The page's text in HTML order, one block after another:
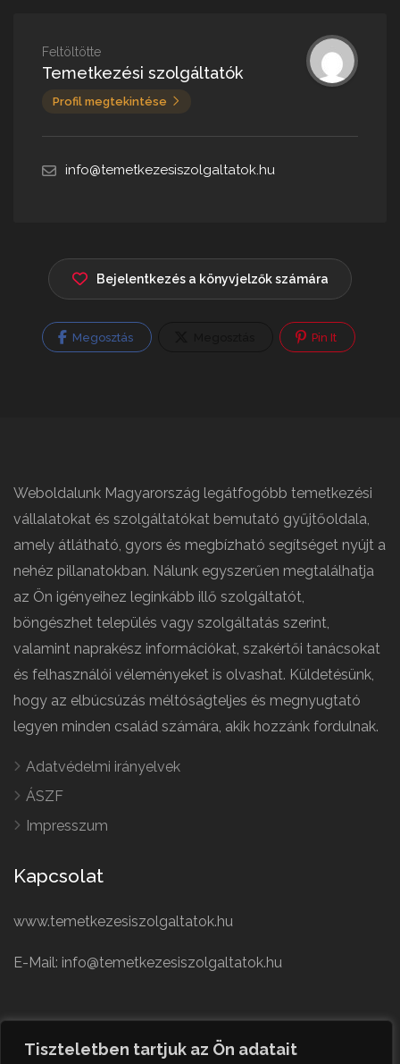
Tiszteletben tartjuk az Ön adatait
Feltöltötte
Temetkezési szolgáltatók
Profil megtekintése
info@temetkezesiszolgaltatok.hu
Bejelentkezés a könyvjelzők számára
Megosztás Pin It
Weboldalunk Magyarország legátfogóbb temetkezési
vállalatokat és szolgáltatókat bemutató gyűjtőoldala,
amely átlátható, gyors és megbízható segítséget nyújt a
nehéz pillanatokban. Nálunk egyszerűen megtalálhatja
az Ön igényeihez leginkább illő szolgáltatót,
böngészhet település vagy szolgáltatás szerint,
valamint naprakész információkat, szakértői tanácsokat
és felhasználói véleményeket is olvashat. Küldetésünk,
hogy az elbúcsúzás méltóságteljes és megnyugtató
legyen minden család számára, akik hozzánk fordulnak.
Adatvédelmi irányelvek
ÁSZF
Impresszum
Kapcsolat
www.temetkezesiszolgaltatok.hu
E-Mail: info@temetkezesiszolgaltatok.hu
German